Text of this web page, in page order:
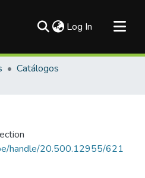
Log In (current)
Catálogos
handle/20.500.12955/621